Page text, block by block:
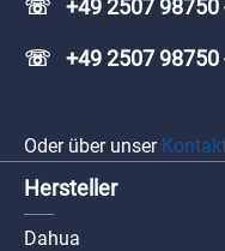
☏ +49 2507 98750
☏ +49 2507 98750
Oder über unser
Hersteller
Dahua